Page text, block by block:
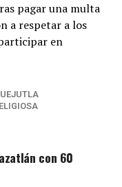
pagar una multa
a respetar a los
en
con 60